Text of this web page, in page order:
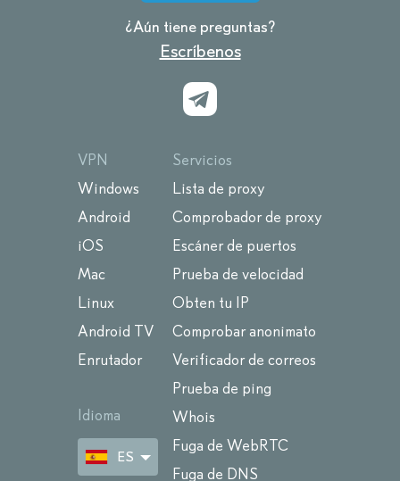
¿Aún tiene preguntas?
Escríbenos
VPN
Windows
Android
iOS
Mac
Linux
Android TV
Enrutador
Idioma
ES
Servicios
Lista de proxy
Comprobador de proxy
Escáner de puertos
Prueba de velocidad
Obten tu IP
Comprobar anonimato
Verificador de correos
Prueba de ping
Whois
Fuga de WebRTC
Fuga de DNS